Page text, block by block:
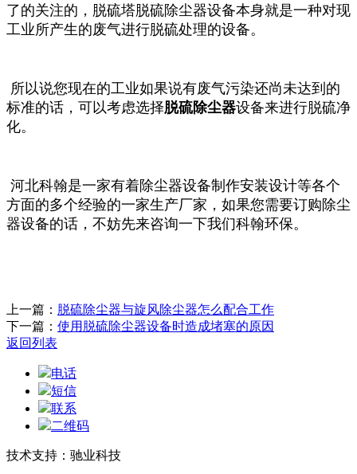
了的关注的，脱硫塔脱硫除尘器设备本身就是一种对现
工业所产生的废气进行脱硫处理的设备。
所以说您现在的工业如果说有废气污染还尚未达到 的
标准的话，可以考虑选择脱硫除尘器设备来进行脱硫净
化。
河北科翰是一家有着除尘器设备制作安装设计等各个
方面的多个经验的一家生产厂家，如果您需要订购除尘
器设备的话，不妨先来咨询一下我们科翰环保。
上一篇： 脱硫除尘器与旋风除尘器怎么配合工作
下一篇： 使用脱硫除尘器设备时造成堵塞的原因
返回列表
电话
短信
联系
二维码
技术支持：驰业科技